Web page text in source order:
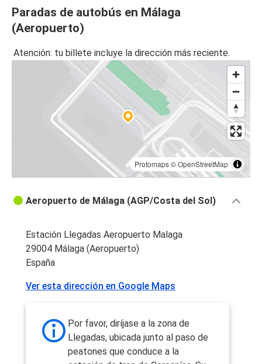
Paradas de autobús en Málaga
(Aeropuerto)
Atención: tu billete incluye la dirección más reciente.
Protomaps©OpenStreetMap
Aeropuerto de Málaga (AGP/Costa del Sol)
Estación Llegadas Aeropuerto Malaga
29004 Málaga (Aeropuerto)
España
Ver esta dirección en Google Maps
Por favor, diríjase a la zona de
Llegadas, ubicada junto al paso de
peatones que conduce a la